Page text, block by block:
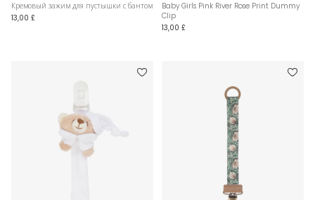
Кремовый зажим для пустышки с бантом
13,00 £
Baby Girls Pink River Rose Print Dummy
Clip
13,00 £